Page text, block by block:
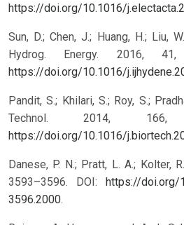
https://doi.org/10.1016/
Sun, D.; Chen, J.; Huang, H.; Liu,
Hydrog. Energy. 2016, 41,
https://doi.org/10.1016/
Pandit, S.; Khilari, S.; Roy, S.;
Technol. 2014, 166,
https://doi.org/10.1016/
Danese, P. N.; Pratt, L. A.; Kolter,
3593–3596. DOI: https://doi.org/
3596.2000.